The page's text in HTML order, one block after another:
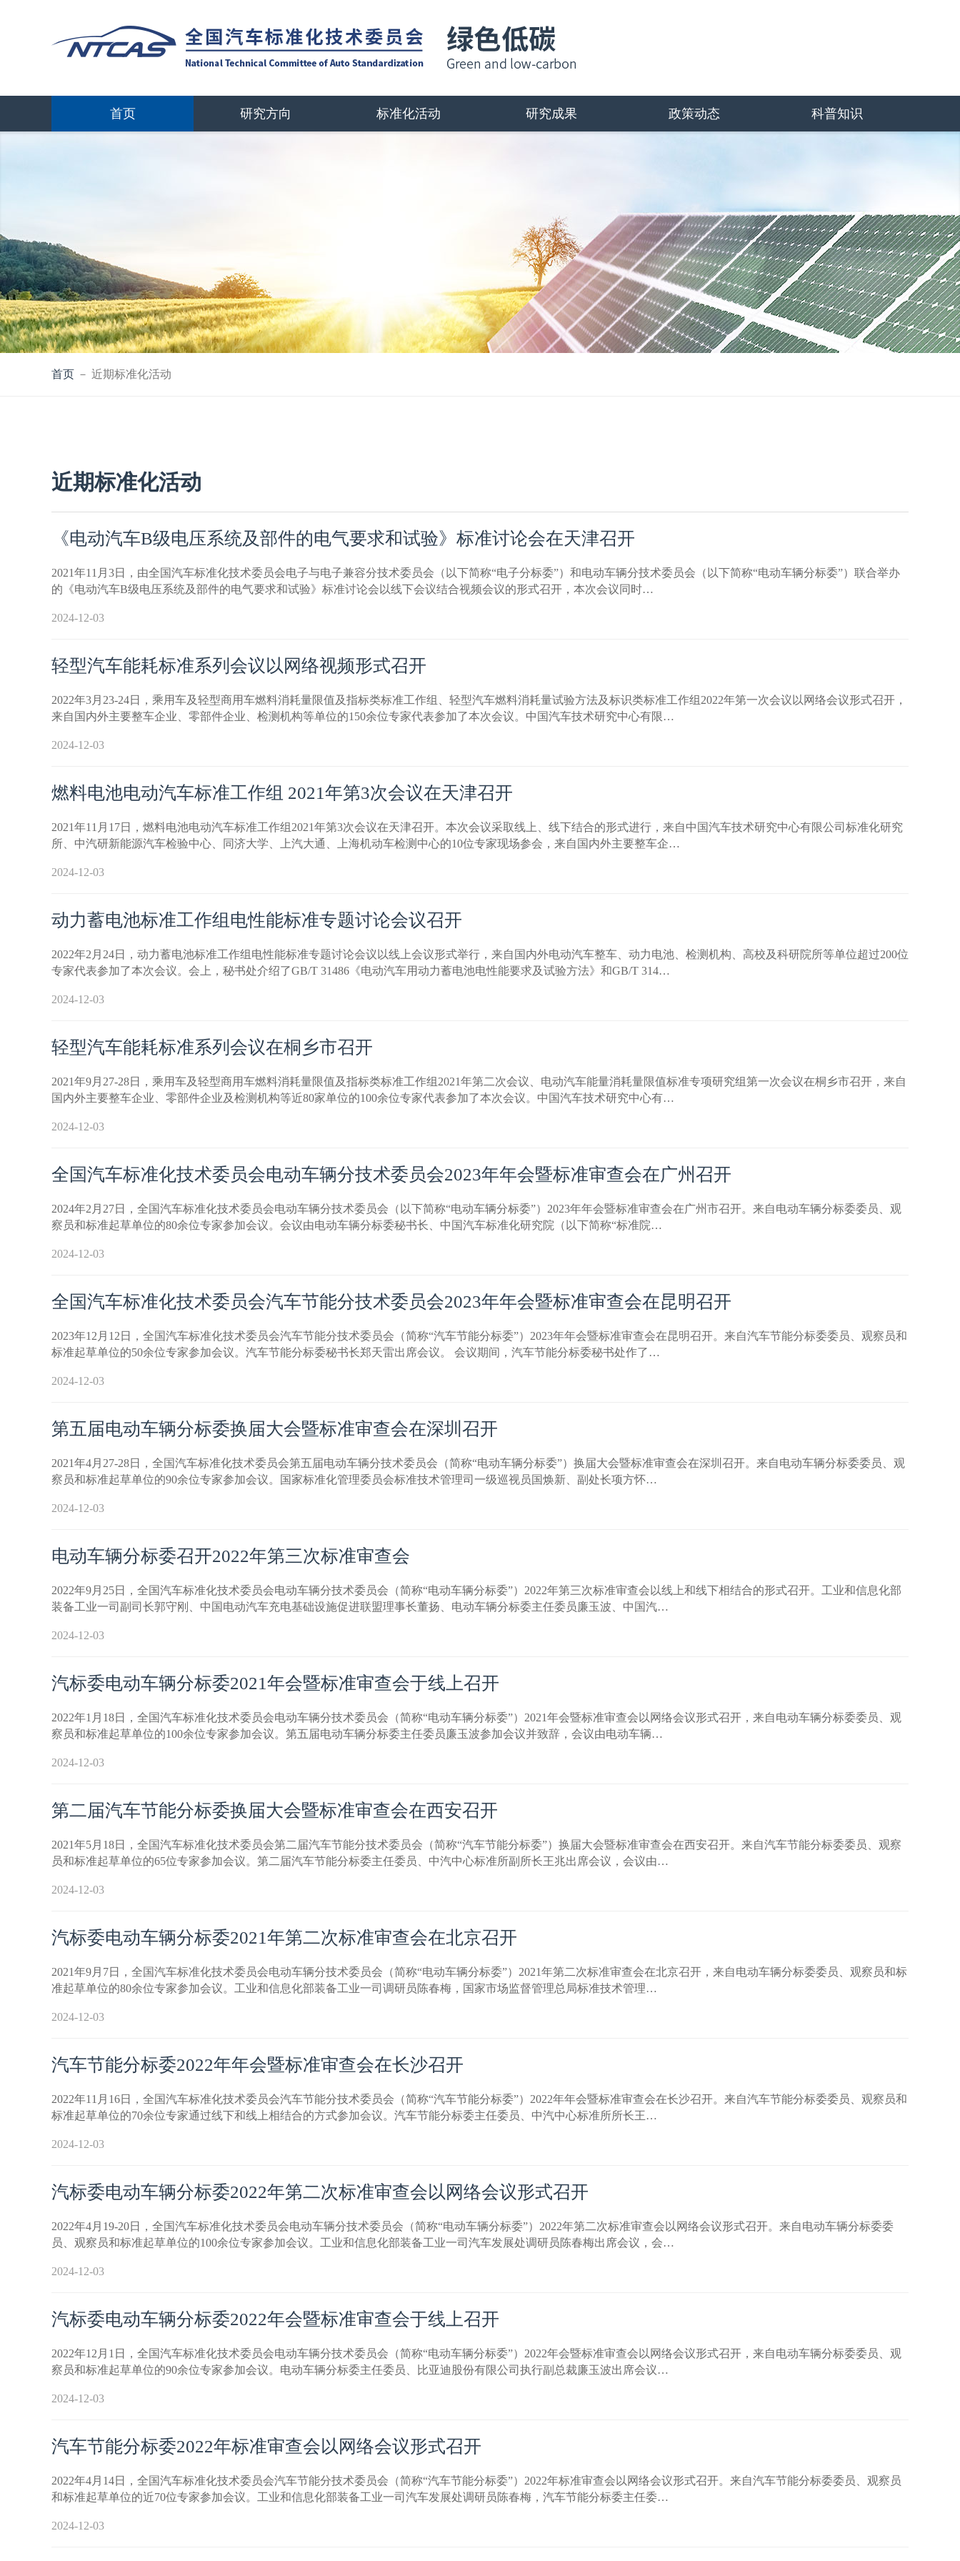
首页 研究方向 标准化活动 研究成果 政策动态 科普知识
首页 － 近期标准化活动
近期标准化活动
《电动汽车B级电压系统及部件的电气要求和试验》标准讨论会在天津召开
2021年11月3日，由全国汽车标准化技术委员会电子与电子兼容分技术委员会（以下简称“电子分标委”）和电动车辆分技术委员会（以下简称“电动车辆分标委”）联合举办
的《电动汽车B级电压系统及部件的电气要求和试验》标准讨论会以线下会议结合视频会议的形式召开，本次会议同时…
2024-12-03
轻型汽车能耗标准系列会议以网络视频形式召开
2022年3月23-24日，乘用车及轻型商用车燃料消耗量限值及指标类标准工作组、轻型汽车燃料消耗量试验方法及标识类标准工作组2022年第一次会议以网络会议形式召开，
来自国内外主要整车企业、零部件企业、检测机构等单位的150余位专家代表参加了本次会议。中国汽车技术研究中心有限…
2024-12-03
燃料电池电动汽车标准工作组 2021年第3次会议在天津召开
2021年11月17日，燃料电池电动汽车标准工作组2021年第3次会议在天津召开。本次会议采取线上、线下结合的形式进行，来自中国汽车技术研究中心有限公司标准化研究
所、中汽研新能源汽车检验中心、同济大学、上汽大通、上海机动车检测中心的10位专家现场参会，来自国内外主要整车企…
2024-12-03
动力蓄电池标准工作组电性能标准专题讨论会议召开
2022年2月24日，动力蓄电池标准工作组电性能标准专题讨论会议以线上会议形式举行，来自国内外电动汽车整车、动力电池、检测机构、高校及科研院所等单位超过200位
专家代表参加了本次会议。会上，秘书处介绍了GB/T 31486《电动汽车用动力蓄电池电性能要求及试验方法》和GB/T 314…
2024-12-03
轻型汽车能耗标准系列会议在桐乡市召开
2021年9月27-28日，乘用车及轻型商用车燃料消耗量限值及指标类标准工作组2021年第二次会议、电动汽车能量消耗量限值标准专项研究组第一次会议在桐乡市召开，来自
国内外主要整车企业、零部件企业及检测机构等近80家单位的100余位专家代表参加了本次会议。中国汽车技术研究中心有…
2024-12-03
全国汽车标准化技术委员会电动车辆分技术委员会2023年年会暨标准审查会在广州召开
2024年2月27日，全国汽车标准化技术委员会电动车辆分技术委员会（以下简称“电动车辆分标委”）2023年年会暨标准审查会在广州市召开。来自电动车辆分标委委员、观
察员和标准起草单位的80余位专家参加会议。会议由电动车辆分标委秘书长、中国汽车标准化研究院（以下简称“标准院…
2024-12-03
全国汽车标准化技术委员会汽车节能分技术委员会2023年年会暨标准审查会在昆明召开
2023年12月12日，全国汽车标准化技术委员会汽车节能分技术委员会（简称“汽车节能分标委”）2023年年会暨标准审查会在昆明召开。来自汽车节能分标委委员、观察员和
标准起草单位的50余位专家参加会议。汽车节能分标委秘书长郑天雷出席会议。 会议期间，汽车节能分标委秘书处作了…
2024-12-03
第五届电动车辆分标委换届大会暨标准审查会在深圳召开
2021年4月27-28日，全国汽车标准化技术委员会第五届电动车辆分技术委员会（简称“电动车辆分标委”）换届大会暨标准审查会在深圳召开。来自电动车辆分标委委员、观
察员和标准起草单位的90余位专家参加会议。国家标准化管理委员会标准技术管理司一级巡视员国焕新、副处长项方怀…
2024-12-03
电动车辆分标委召开2022年第三次标准审查会
2022年9月25日，全国汽车标准化技术委员会电动车辆分技术委员会（简称“电动车辆分标委”）2022年第三次标准审查会以线上和线下相结合的形式召开。工业和信息化部
装备工业一司副司长郭守刚、中国电动汽车充电基础设施促进联盟理事长董扬、电动车辆分标委主任委员廉玉波、中国汽…
2024-12-03
汽标委电动车辆分标委2021年会暨标准审查会于线上召开
2022年1月18日，全国汽车标准化技术委员会电动车辆分技术委员会（简称“电动车辆分标委”）2021年会暨标准审查会以网络会议形式召开，来自电动车辆分标委委员、观
察员和标准起草单位的100余位专家参加会议。第五届电动车辆分标委主任委员廉玉波参加会议并致辞，会议由电动车辆…
2024-12-03
第二届汽车节能分标委换届大会暨标准审查会在西安召开
2021年5月18日，全国汽车标准化技术委员会第二届汽车节能分技术委员会（简称“汽车节能分标委”）换届大会暨标准审查会在西安召开。来自汽车节能分标委委员、观察
员和标准起草单位的65位专家参加会议。第二届汽车节能分标委主任委员、中汽中心标准所副所长王兆出席会议，会议由…
2024-12-03
汽标委电动车辆分标委2021年第二次标准审查会在北京召开
2021年9月7日，全国汽车标准化技术委员会电动车辆分技术委员会（简称“电动车辆分标委”）2021年第二次标准审查会在北京召开，来自电动车辆分标委委员、观察员和标
准起草单位的80余位专家参加会议。工业和信息化部装备工业一司调研员陈春梅，国家市场监督管理总局标准技术管理…
2024-12-03
汽车节能分标委2022年年会暨标准审查会在长沙召开
2022年11月16日，全国汽车标准化技术委员会汽车节能分技术委员会（简称“汽车节能分标委”）2022年年会暨标准审查会在长沙召开。来自汽车节能分标委委员、观察员和
标准起草单位的70余位专家通过线下和线上相结合的方式参加会议。汽车节能分标委主任委员、中汽中心标准所所长王…
2024-12-03
汽标委电动车辆分标委2022年第二次标准审查会以网络会议形式召开
2022年4月19-20日，全国汽车标准化技术委员会电动车辆分技术委员会（简称“电动车辆分标委”）2022年第二次标准审查会以网络会议形式召开。来自电动车辆分标委委
员、观察员和标准起草单位的100余位专家参加会议。工业和信息化部装备工业一司汽车发展处调研员陈春梅出席会议，会…
2024-12-03
汽标委电动车辆分标委2022年会暨标准审查会于线上召开
2022年12月1日，全国汽车标准化技术委员会电动车辆分技术委员会（简称“电动车辆分标委”）2022年会暨标准审查会以网络会议形式召开，来自电动车辆分标委委员、观
察员和标准起草单位的90余位专家参加会议。电动车辆分标委主任委员、比亚迪股份有限公司执行副总裁廉玉波出席会议…
2024-12-03
汽车节能分标委2022年标准审查会以网络会议形式召开
2022年4月14日，全国汽车标准化技术委员会汽车节能分技术委员会（简称“汽车节能分标委”）2022年标准审查会以网络会议形式召开。来自汽车节能分标委委员、观察员
和标准起草单位的近70位专家参加会议。工业和信息化部装备工业一司汽车发展处调研员陈春梅，汽车节能分标委主任委…
2024-12-03